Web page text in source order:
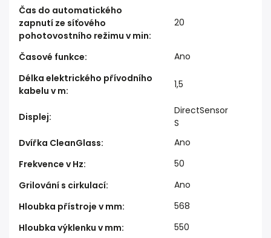
Čas do automatického
zapnutí ze síťového
pohotovostního režimu v min:
20
Časové funkce:
Ano
Délka elektrického přívodního
kabelu v m:
1,5
Displej:
DirectSensor
S
Dvířka CleanGlass:
Ano
Frekvence v Hz:
50
Grilování s cirkulací:
Ano
Hloubka přístroje v mm:
568
Hloubka výklenku v mm:
550